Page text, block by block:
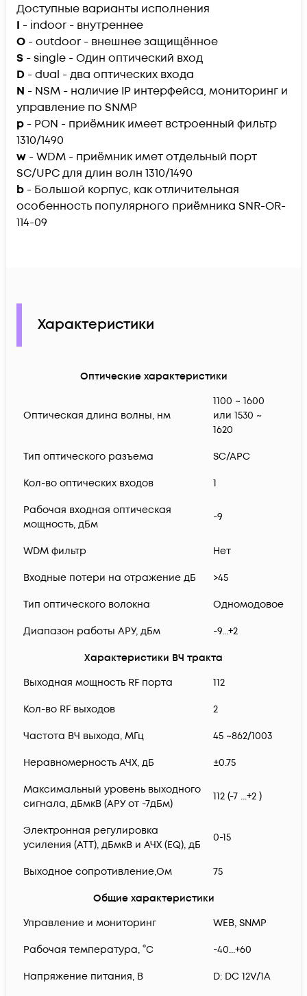
Доступные варианты исполнения
I - indoor - внутреннее
O - outdoor - внешнее защищённое
S - single - Один оптический вход
D - dual - два оптических входа
N - NSM - наличие IP интерфейса, мониторинг и
управление по SNMP
p - PON - приёмник имеет встроенный фильтр
1310/1490
w - WDM - приёмник имет отдельный порт
SC/UPC для длин волн 1310/1490
b - Большой корпус, как отличительная
особенность популярного приёмника SNR-OR-
114-09
Характеристики
Оптические характеристики
Оптическая длина волны, нм
1100 ~ 1600
или 1530 ~
1620
Тип оптического разъема SC/APC
Кол-во оптических входов 1
Рабочая входная оптическая
мощность, дБм
-9
WDM фильтр Нет
Входные потери на отражение дБ >45
Тип оптического волокна Одномодовое
Диапазон работы АРУ, дБм -9...+2
Характеристики ВЧ тракта
Выходная мощность RF порта
112
Кол-во RF выходов 2
Частота ВЧ выхода, МГц 45 ~862/1003
Неравномерность АЧХ, дБ ±0.75
Максимальный уровень выходного
сигнала, дБмкВ (АРУ от -7дБм)
112 (-7 ...+2 )
Электронная регулировка
усиления (ATT), дБмкВ и АЧХ (EQ), дБ
0-15
Выходное сопротивление,Ом 75
Общие характеристики
Управление и мониторинг
WEB, SNMP
Рабочая температура, °С -40...+60
Напряжение питания, В D: DC 12V/1A